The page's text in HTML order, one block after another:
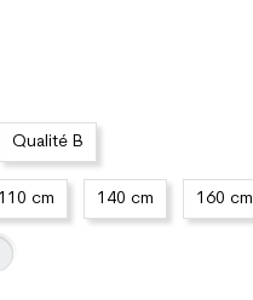
Qualité B
110 cm 140 cm 160 cm